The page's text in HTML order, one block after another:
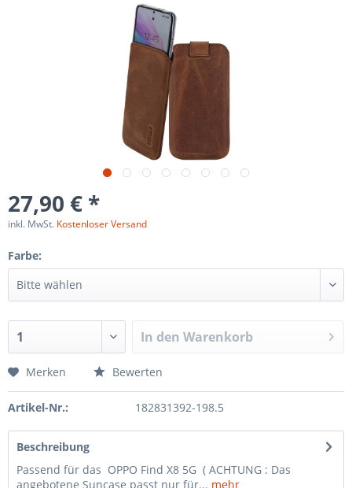
27,90 € *
inkl. MwSt. Kostenloser Versand
Farbe:
In den Warenkorb
Merken Bewerten
Artikel-Nr.: 182831392-198.5
Beschreibung
Passend für das OPPO Find X8 5G ( ACHTUNG : Das
angebotene Suncase passt nur für... mehr